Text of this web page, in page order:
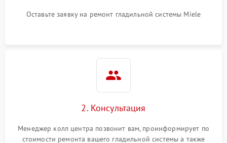
Оставьте заявку на ремонт гладильной системы Miele
2. Консультация
Менеджер колл центра позвонит вам, проинформирует по
стоимости ремонта вашего гладильной системы а также